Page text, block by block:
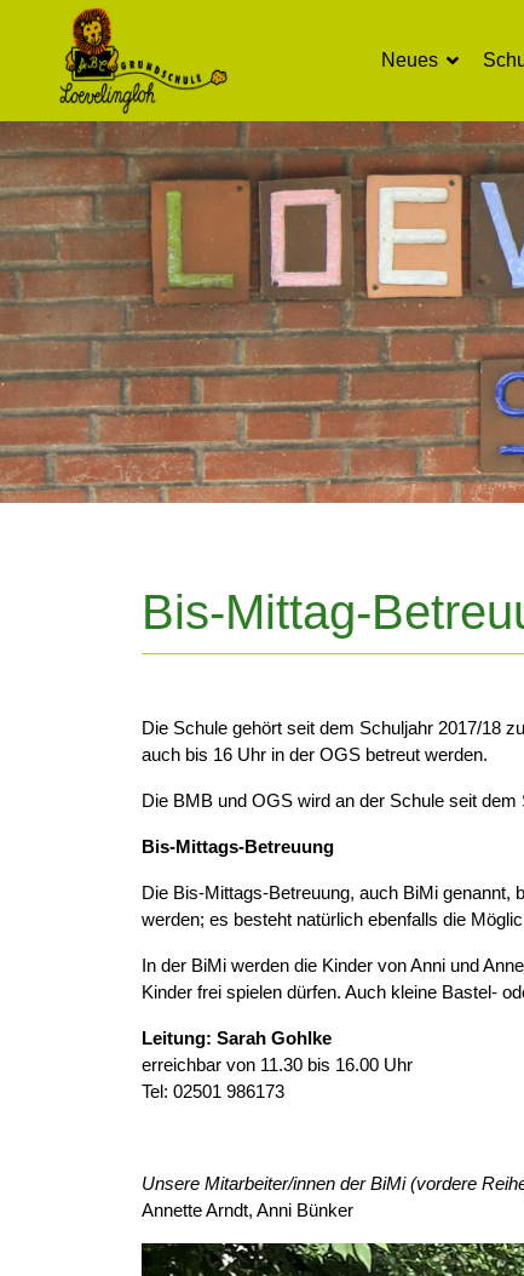
Neues
Bis-Mittag-
Die Schule gehört seit dem Schuljahr 2017/18
auch bis 16 Uhr in der OGS betreut werden.
Die BMB und OGS wird an der Schule seit dem
Bis-Mittags-Betreuung
Die Bis-Mittags-Betreuung, auch BiMi genannt,
werden; es besteht natürlich ebenfalls die
In der BiMi werden die Kinder von Anni und
Kinder frei spielen dürfen. Auch kleine Bastel-
Leitung: Sarah Gohlke
erreichbar von 11.30 bis 16.00 Uhr
Tel: 02501 986173
Unsere Mitarbeiter/innen der BiMi (vordere
Annette Arndt, Anni Bünker